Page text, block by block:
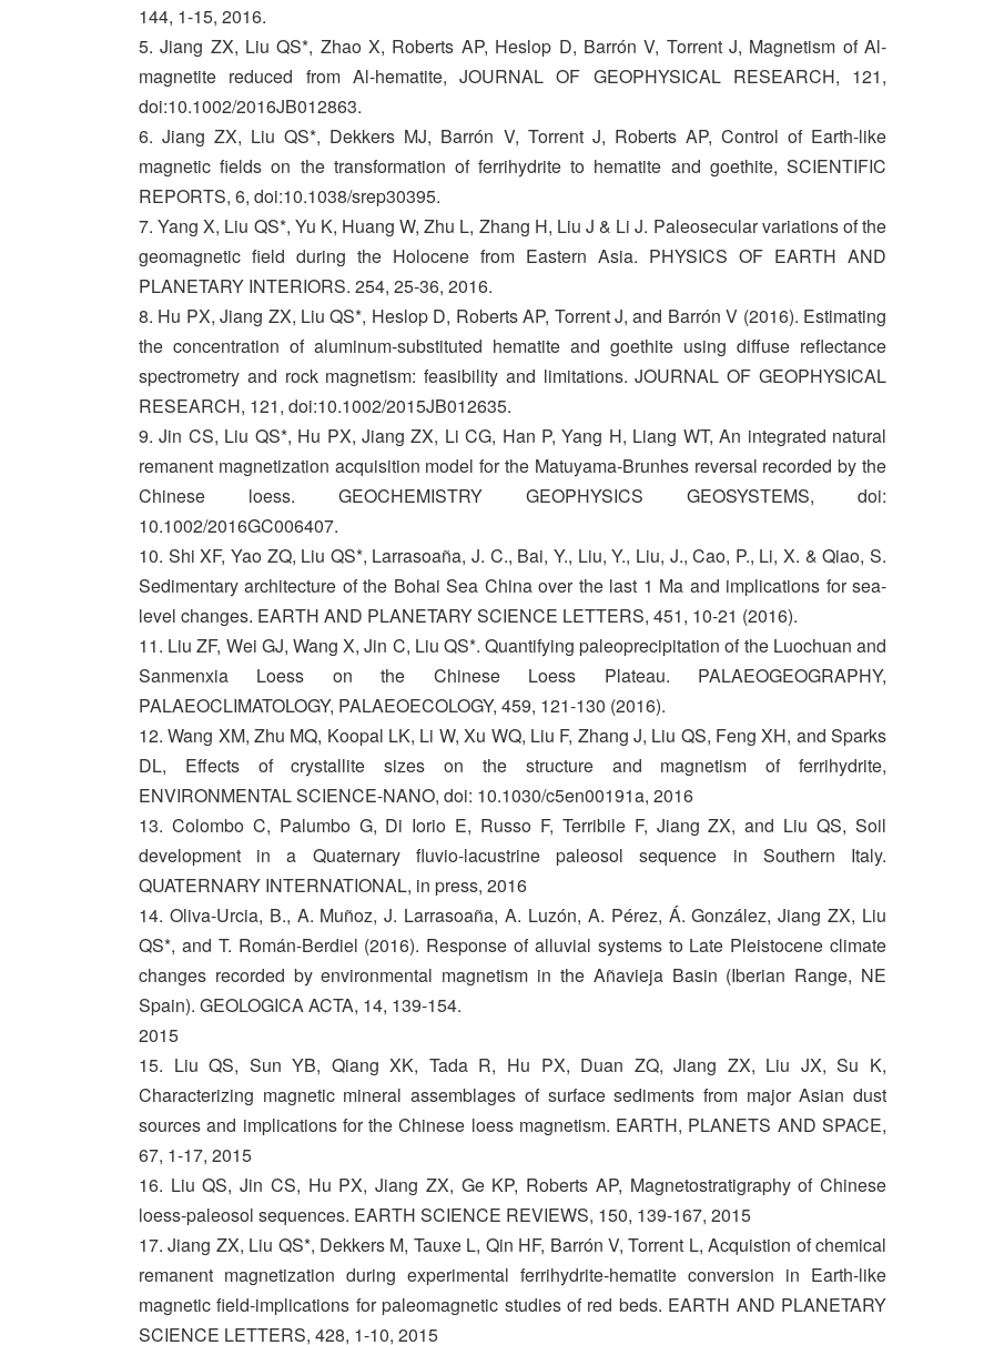
144, 1-15, 2016.
5. Jiang ZX, Liu QS*, Zhao X, Roberts AP, Heslop D, Barrón V, Torrent J, Magnetism of Al-
magnetite reduced from Al-hematite, JOURNAL OF GEOPHYSICAL RESEARCH, 121,
doi:10.1002/2016JB012863.
6. Jiang ZX, Liu QS*, Dekkers MJ, Barrón V, Torrent J, Roberts AP, Control of Earth-like
magnetic fields on the transformation of ferrihydrite to hematite and goethite, SCIENTIFIC
REPORTS, 6, doi:10.1038/srep30395.
7. Yang X, Liu QS*, Yu K, Huang W, Zhu L, Zhang H, Liu J & Li J. Paleosecular variations of the
geomagnetic field during the Holocene from Eastern Asia. PHYSICS OF EARTH AND
PLANETARY INTERIORS. 254, 25-36, 2016.
8. Hu PX, Jiang ZX, Liu QS*, Heslop D, Roberts AP, Torrent J, and Barrón V (2016). Estimating
the concentration of aluminum‐substituted hematite and goethite using diffuse reflectance
spectrometry and rock magnetism: feasibility and limitations. JOURNAL OF GEOPHYSICAL
RESEARCH, 121, doi:10.1002/2015JB012635.
9. Jin CS, Liu QS*, Hu PX, Jiang ZX, Li CG, Han P, Yang H, Liang WT, An integrated natural
remanent magnetization acquisition model for the Matuyama‐Brunhes reversal recorded by the
Chinese loess. GEOCHEMISTRY GEOPHYSICS GEOSYSTEMS, doi:
10.1002/2016GC006407.
10. Shi XF, Yao ZQ, Liu QS*, Larrasoaña, J. C., Bai, Y., Liu, Y., Liu, J., Cao, P., Li, X. & Qiao, S.
Sedimentary architecture of the Bohai Sea China over the last 1 Ma and implications for sea-
level changes. EARTH AND PLANETARY SCIENCE LETTERS, 451, 10-21 (2016).
11. Liu ZF, Wei GJ, Wang X, Jin C, Liu QS*. Quantifying paleoprecipitation of the Luochuan and
Sanmenxia Loess on the Chinese Loess Plateau. PALAEOGEOGRAPHY,
PALAEOCLIMATOLOGY, PALAEOECOLOGY, 459, 121-130 (2016).
12. Wang XM, Zhu MQ, Koopal LK, Li W, Xu WQ, Liu F, Zhang J, Liu QS, Feng XH, and Sparks
DL, Effects of crystallite sizes on the structure and magnetism of ferrihydrite,
ENVIRONMENTAL SCIENCE-NANO, doi: 10.1030/c5en00191a, 2016
13. Colombo C, Palumbo G, Di Iorio E, Russo F, Terribile F, Jiang ZX, and Liu QS, Soil
development in a Quaternary fluvio-lacustrine paleosol sequence in Southern Italy.
QUATERNARY INTERNATIONAL, in press, 2016
14. Oliva-Urcia, B., A. Muñoz, J. Larrasoaña, A. Luzón, A. Pérez, Á. González, Jiang ZX, Liu
QS*, and T. Román-Berdiel (2016). Response of alluvial systems to Late Pleistocene climate
changes recorded by environmental magnetism in the Añavieja Basin (Iberian Range, NE
Spain). GEOLOGICA ACTA, 14, 139-154.
2015
15. Liu QS, Sun YB, Qiang XK, Tada R, Hu PX, Duan ZQ, Jiang ZX, Liu JX, Su K,
Characterizing magnetic mineral assemblages of surface sediments from major Asian dust
sources and implications for the Chinese loess magnetism. EARTH, PLANETS AND SPACE,
67, 1-17, 2015
16. Liu QS, Jin CS, Hu PX, Jiang ZX, Ge KP, Roberts AP, Magnetostratigraphy of Chinese
loess-paleosol sequences. EARTH SCIENCE REVIEWS, 150, 139-167, 2015
17. Jiang ZX, Liu QS*, Dekkers M, Tauxe L, Qin HF, Barrón V, Torrent L, Acquistion of chemical
remanent magnetization during experimental ferrihydrite-hematite conversion in Earth-like
magnetic field-implications for paleomagnetic studies of red beds. EARTH AND PLANETARY
SCIENCE LETTERS, 428, 1-10, 2015